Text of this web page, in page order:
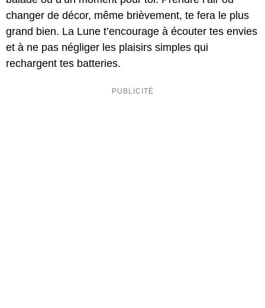
changer de décor, même brièvement, te fera le plus
grand bien. La Lune t’encourage à écouter tes envies
et à ne pas négliger les plaisirs simples qui
rechargent tes batteries.